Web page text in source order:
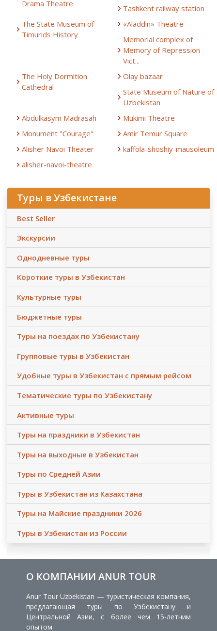
Drama Theatre
Tashkent railway station
The State Museum of
Timurids History
«Aladdin» Theatre
Memorial complex of
Memory of Repression
Vict...
The Holy Dormition
Cathedral
Olay bazaar
State Museum of Nature of
Uzbekistan
Abdulkasym Madrasah
Mukimi Theatre
Monument "Courage"
Amir Temur Square
Alisher Navoi Theater
kaffola-shoshiy-mausoleum
alisher-navoi-theatre
Туры в Узбекистане
Best Seller
Экскурсии
Однодневные туры
Короткие туры в Узбекистан
Культурные туры
Бюджетные туры
Туры на поездах по Узбекистану
Групповые туры в Узбекистан
Удобные туры в Узбекистан с прямым рейсом
Тематические туры по Узбекистану
Активные туры
Туры на праздники в Узбекистан
Туры на выходные в Узбекистан
Туры по Средней Азии
Туры в Узбекистан из Казахстана
Туры на Майские праздники 2026
Туры в Узбекистан из России
О КОМПАНИИ ANUR TOUR
Anur Tour Uzbekistan — туристическая компания,
предлагающая туры по Узбекистану и
Центральной Азии, с более чем 15-летним
опытом.